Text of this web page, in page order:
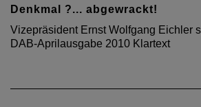
Denkmal ?... abgewrackt!
Vizepräsident Ernst Wolfgang Eichler
DAB-Aprilausgabe 2010 Klartext